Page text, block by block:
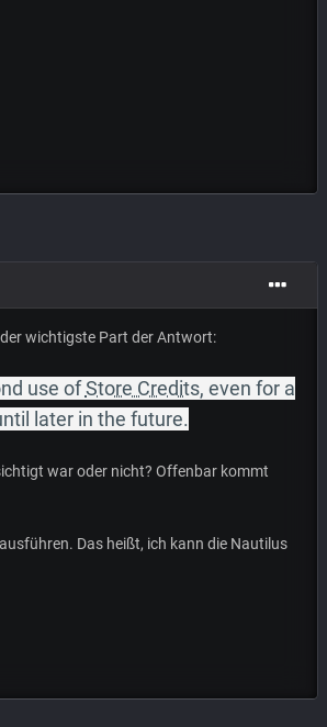
wichtigste Part der Antwort:
use ofStore Credits, even for a
later in the future.
war oder nicht? Offenbar kommt
Das heißt, ich kann die Nautilus